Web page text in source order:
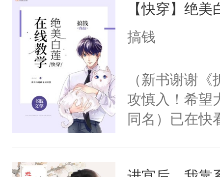
来，给老公
用力——为你
【快穿】绝
搞钱
（新书谢谢
攻慎入！希望
同名）已在快